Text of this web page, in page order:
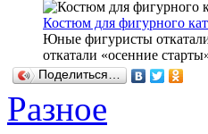
Костюм для фигурного
Юные фигуристы
откатали «осенние
Поделиться…
Разное